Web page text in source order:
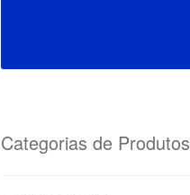
Categorias de Produtos